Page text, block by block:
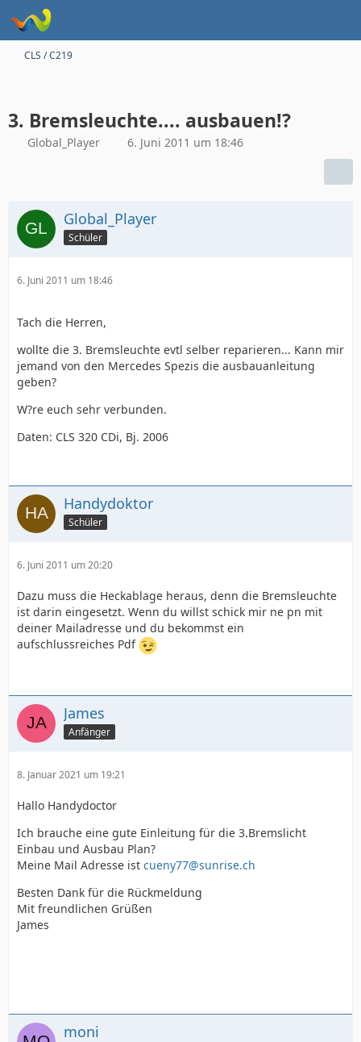
CLS / C219
3. Bremsleuchte.... ausbauen!?
Global_Player 6. Juni 2011 um 18:46
Global_Player
Schüler
6. Juni 2011 um 18:46
Tach die Herren,
wollte die 3. Bremsleuchte evtl selber reparieren... Kann mir
jemand von den Mercedes Spezis die ausbauanleitung
geben?
W?re euch sehr verbunden.
Daten: CLS 320 CDi, Bj. 2006
Handydoktor
Schüler
6. Juni 2011 um 20:20
Dazu muss die Heckablage heraus, denn die Bremsleuchte
ist darin eingesetzt. Wenn du willst schick mir ne pn mit
deiner Mailadresse und du bekommst ein
aufschlussreiches Pdf
James
Anfänger
8. Januar 2021 um 19:21
Hallo Handydoctor
Ich brauche eine gute Einleitung für die 3.Bremslicht
Einbau und Ausbau Plan?
Meine Mail Adresse ist cueny77@sunrise.ch
Besten Dank für die Rückmeldung
Mit freundlichen Grüßen
James
moni